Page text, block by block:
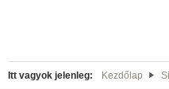
Itt vagyok jelenleg: Kezdőlap